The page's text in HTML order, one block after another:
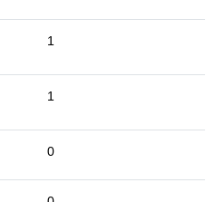
1
1
0